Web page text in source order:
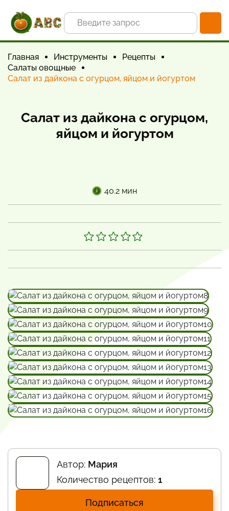
Главная Инструменты
Рецепты
Салаты овощные
Салат из дайкона с огурцом, яйцом и йогуртом
Салат из дайкона с огурцом,
яйцом и йогуртом
40.2 мин
Автор: Мария
Количество рецептов: 1
Подписаться